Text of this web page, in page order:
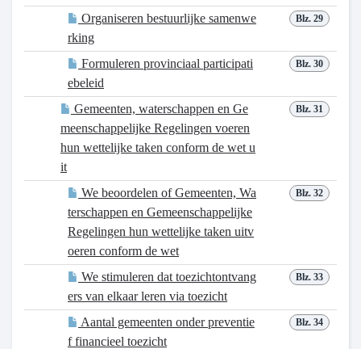
Blz. 29
Organiseren bestuurlijke samenwe
rking
Blz. 30
Formuleren provinciaal participati
ebeleid
Blz. 31
Gemeenten, waterschappen en Ge
meenschappelijke Regelingen voeren
hun wettelijke taken conform de wet u
it
Blz. 32
We beoordelen of Gemeenten, Wa
terschappen en Gemeenschappelijke
Regelingen hun wettelijke taken uitv
oeren conform de wet
Blz. 33
We stimuleren dat toezichtontvang
ers van elkaar leren via toezicht
Blz. 34
Aantal gemeenten onder preventie
f financieel toezicht